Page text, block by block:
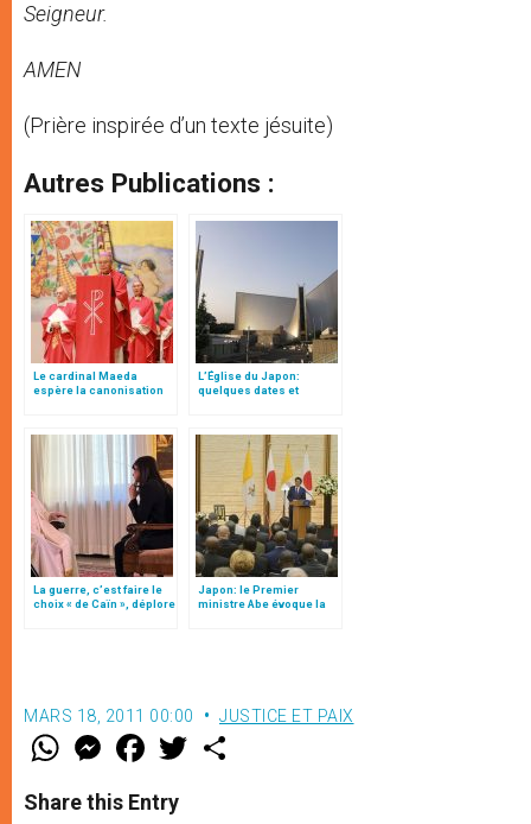
Seigneur.
AMEN
(Prière inspirée d’un texte jésuite)
Autres Publications :
Le cardinal Maeda
espère la canonisation
L’Église du Japon:
quelques dates et
La guerre, c’est faire le
choix « de Caïn », déplore
Japon: le Premier
ministre Abe évoque la
MARS 18, 2011 00:00 JUSTICE ET PAIX
W
t
s
M
e
s
e
F
a
e
b
w
Share this Entry